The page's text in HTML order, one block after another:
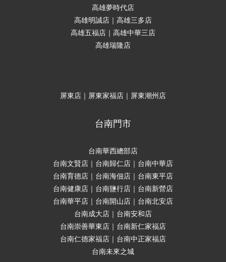
高雄夢時代店
高雄明誠店｜高雄三多店
高雄五福店｜高雄中華三店
高雄瑞隆店
屏東店｜屏東家福店｜屏東潮州店
台南門市
台南華西總部店
台南文賢店｜台南歸仁店｜台南中華店
台南育德店｜台南海佃店｜台南東平店
台南健康店｜台南鹽行店｜台南新營店
台南華平店｜台南開山店｜台南北安店
台南成大店｜台南安和店
台南崇善華東店｜台南新仁家福店
台南仁德家福店｜台南中正家福店
台南未來之城